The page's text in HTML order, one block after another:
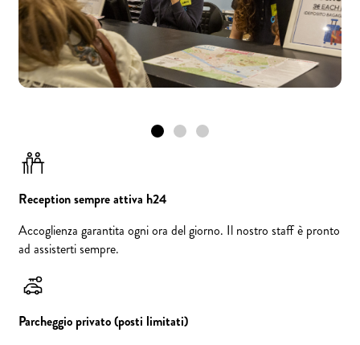
Reception sempre attiva h24
Accoglienza garantita ogni ora del giorno. Il nostro staff è pronto
ad assisterti sempre.
Parcheggio privato (posti limitati)